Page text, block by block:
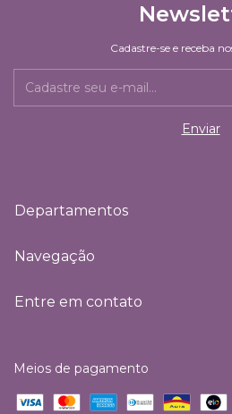
Cadastre-se e receba
Departamentos
Navegação
Entre em contato
Meios de pagamento